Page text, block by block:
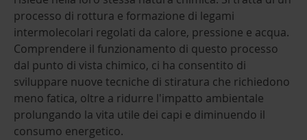
processo di rottura e formazione di legami
intermolecolari regolati da calore, pressione e acqua.
Comprendere il funzionamento di questo processo
dal punto di vista chimico, ci ha consentito di
sviluppare nuove tecniche di stiratura che richiedono
meno fatica, oltre a ridurre l'impatto ambientale
prolungando la vita utile dei capi e diminuendo il
consumo energetico.